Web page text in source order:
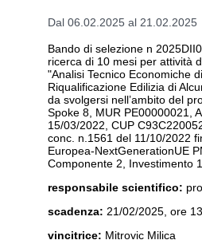
Dal 06.02.2025 al 21.02.2025
Bando di selezione n
ricerca di 10 mesi per attività
"Analisi Tecnico Economiche
Riqualificazione Edilizia di
da svolgersi nell’ambito del
Spoke 8, MUR PE00000021,
15/03/2022, CUP
conc. n.1561 del 11/10/2022
Europea-NextGenerationUE
Componente 2, Investimento
responsabile scientifico:
scadenza: 21/02/2025, ore
vincitrice: Mitrovic Milica